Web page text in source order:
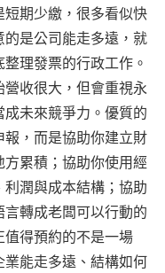
期少繳，很多看似快
是公司能走多遠，就
理發票的行政工作。
收很大，但會重視永
未來競爭力。優質的
，而是協助你建立財
累積；協助你使用經
潤與成本結構；協助
轉成老闆可以行動的
得預約的不是一場
業能走多遠、結構如何